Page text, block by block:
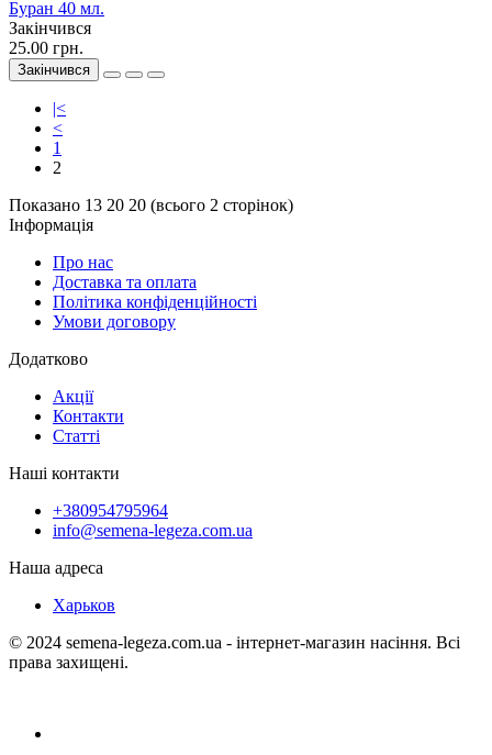
Буран 40 мл.
Закінчився
25.00 грн.
Закінчився
|<
<
1
2
Показано 13 20 20 (всього 2 сторінок)
Інформація
Про нас
Доставка та оплата
Політика конфіденційності
Умови договору
Додатково
Акції
Контакти
Статті
Наші контакти
+380954795964
info@semena-legeza.com.ua
Наша адреса
Харьков
© 2024 semena-legeza.com.ua - інтернет-магазин насіння. Всі
права захищені.